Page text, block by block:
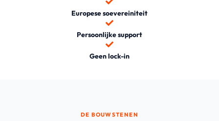
Europese soevereiniteit
Persoonlijke support
Geen lock-in
DE BOUWSTENEN